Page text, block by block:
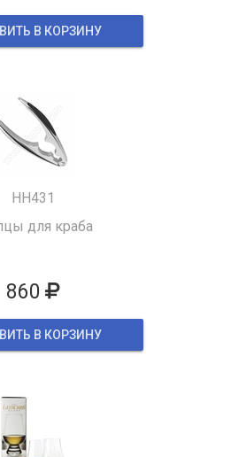
В КОРЗИНУ
HH431
для краба
860
В КОРЗИНУ